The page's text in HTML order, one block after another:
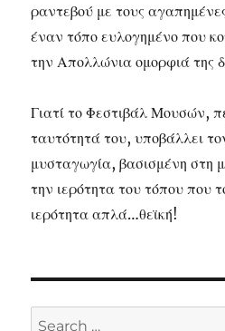
ραντεβού με τους
έναν τόπο ευλογημένο που
την Απολλώνια ομορφιά της
Γιατί το Φεστιβάλ Μουσών,
ταυτότητά του, υποβάλλει
μυσταγωγία, βασισμένη στη
την ιερότητα του τόπου που
ιερότητα απλά…θεϊκή!
Search